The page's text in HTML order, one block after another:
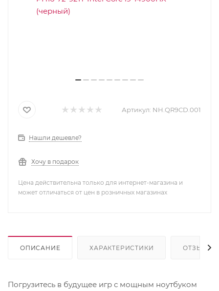
Артикул: NH.QR9CD.001
Нашли дешевле?
Хочу в подарок
Цена действительна только для интернет-магазина и
может отличаться от цен в розничных магазинах
ОПИСАНИЕ ХАРАКТЕРИСТИКИ ОТЗЫВЫ
Погрузитесь в будущее игр с мощным ноутбуком